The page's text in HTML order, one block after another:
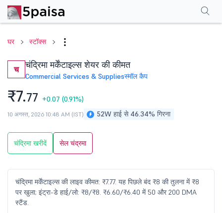
घर स्टॉक्स
च चंद्रिमा मर्केंटाइल्स शेयर की कीमत
Commercial Services & Suppliesस्मॉल कैप
₹7.77 +0.07 (0.91%)
52W हाई से 46.34% गिरना
10 अगस्त, 2026 10:48 AM (IST)
चंद्रिमा खरीदें सेल चंद्रमा
चंद्रिमा मर्केंटाइल्स की लाइव कीमत: ₹7.77. यह पिछले बंद ₹8 की तुलना में ₹8
पर खुला; इंट्रा-डे हाई/लो: ₹8/₹8. ₹6.60/₹6.40 में 50 और 200 DMA
स्टैंड.
परफॉर्मेंसफाइनेंशियल्स सामान्य प्रश्न